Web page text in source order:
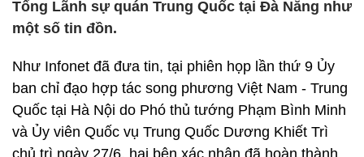
Tổng Lãnh sự quán Trung Quốc tại Đà Nẵng như
một số tin đồn.
Như Infonet đã đưa tin, tại phiên họp lần thứ 9 Ủy
ban chỉ đạo hợp tác song phương Việt Nam - Trung
Quốc tại Hà Nội do Phó thủ tướng Phạm Bình Minh
và Ủy viên Quốc vụ Trung Quốc Dương Khiết Trì
chủ trì ngày 27/6, hai bên xác nhận đã hoàn thành